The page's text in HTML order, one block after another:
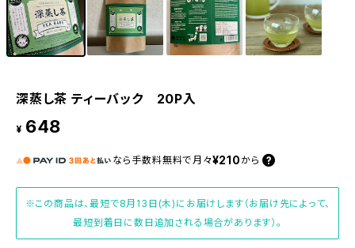
深蒸し茶 ティーバック 20P入
¥ 648
なら 手数料無料で 月々¥210 から
※この商品は、最短で8月13日(木)にお届けします（お届け先によって、
最短到着日に数日追加される場合があります）。